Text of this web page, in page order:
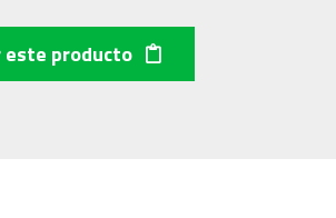
este producto